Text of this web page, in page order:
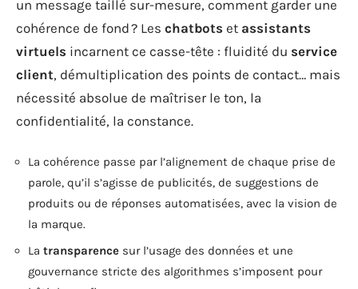
un message taillé sur-mesure, comment garder une
cohérence de fond ? Les chatbots et assistants
virtuels incarnent ce casse-tête : fluidité du service
client, démultiplication des points de contact… mais
nécessité absolue de maîtriser le ton, la
confidentialité, la constance.
La cohérence passe par l’alignement de chaque prise de
parole, qu’il s’agisse de publicités, de suggestions de
produits ou de réponses automatisées, avec la vision de
la marque.
La transparence sur l’usage des données et une
gouvernance stricte des algorithmes s’imposent pour